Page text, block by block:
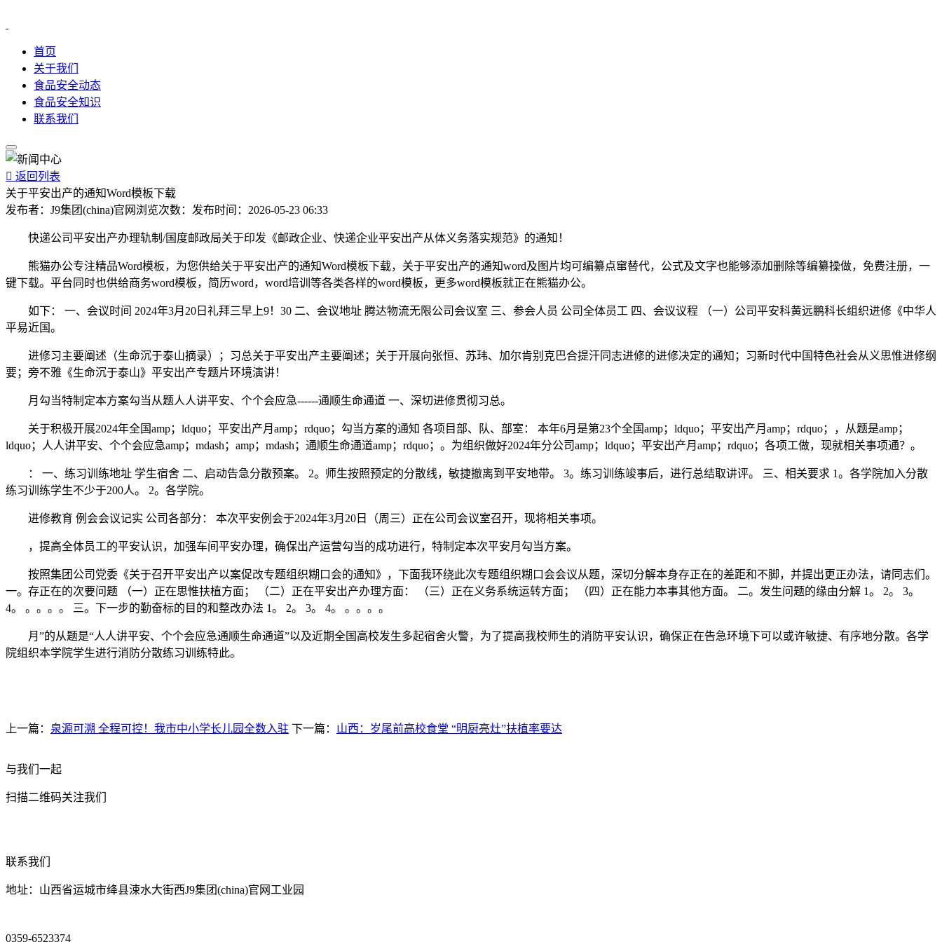
首页
关于我们
食品安全动态
食品安全知识
联系我们
 返回列表
关于平安出产的通知Word模板下载
发布者： J9集团(china)官网 浏览次数： 发布时间： 2026-05-23 06:33
快递公司平安出产办理轨制/国度邮政局关于印发《邮政企业、快递企业平安出产从体义务落实规范》的通知！
熊猫办公专注精品Word模板，为您供给关于平安出产的通知Word模板下载，关于平安出产的通知word及图片均可编纂点窜替代，公式及文字也能够添加删除等编纂操做，免费注册，一
键下载。平台同时也供给商务word模板，简历word，word培训等各类各样的word模板，更多word模板就正在熊猫办公。
如下： 一、会议时间 2024年3月20日礼拜三早上9！30 二、会议地址 腾达物流无限公司会议室 三、参会人员 公司全体员工 四、会议议程 （一）公司平安科黄远鹏科长组织进修《中华人
平易近国。
进修习主要阐述（生命沉于泰山摘录）；习总关于平安出产主要阐述；关于开展向张恒、苏玮、加尔肯别克巴合提汗同志进修的进修决定的通知；习新时代中国特色社会从义思惟进修纲
要；旁不雅《生命沉于泰山》平安出产专题片环境演讲！
月勾当特制定本方案勾当从题人人讲平安、个个会应急------通顺生命通道 一、深切进修贯彻习总。
关于积极开展2024年全国amp；ldquo；平安出产月amp；rdquo；勾当方案的通知 各项目部、队、部室： 本年6月是第23个全国amp；ldquo；平安出产月amp；rdquo；，从题是amp；
ldquo；人人讲平安、个个会应急amp；mdash；amp；mdash；通顺生命通道amp；rdquo；。为组织做好2024年分公司amp；ldquo；平安出产月amp；rdquo；各项工做，现就相关事项通？。
： 一、练习训练地址 学生宿舍 二、启动告急分散预案。 2。师生按照预定的分散线，敏捷撤离到平安地带。 3。练习训练竣事后，进行总结取讲评。 三、相关要求 1。各学院加入分散
练习训练学生不少于200人。 2。各学院。
进修教育 例会会议记实 公司各部分： 本次平安例会于2024年3月20日（周三）正在公司会议室召开，现将相关事项。
，提高全体员工的平安认识，加强车间平安办理，确保出产运营勾当的成功进行，特制定本次平安月勾当方案。
按照集团公司党委《关于召开平安出产以案促改专题组织糊口会的通知》，下面我环绕此次专题组织糊口会会议从题，深切分解本身存正在的差距和不脚，并提出更正办法，请同志们。
一。存正在的次要问题 （一）正在思惟扶植方面； （二）正在平安出产办理方面： （三）正在义务系统运转方面； （四）正在能力本事其他方面。 二。发生问题的缘由分解 1。 2。 3。
4。 。。。。 三。下一步的勤奋标的目的和整改办法 1。 2。 3。 4。 。。。。
月”的从题是“人人讲平安、个个会应急通顺生命通道”以及近期全国高校发生多起宿舍火警，为了提高我校师生的消防平安认识，确保正在告急环境下可以或许敏捷、有序地分散。各学
院组织本学院学生进行消防分散练习训练特此。
上一篇： 泉源可溯 全程可控！我市中小学长儿园全数入驻 下一篇： 山西：岁尾前高校食堂 “明厨亮灶”扶植率要达
与我们一起
扫描二维码关注我们
联系我们
地址：山西省运城市绛县涑水大街西J9集团(china)官网工业园
0359-6523374